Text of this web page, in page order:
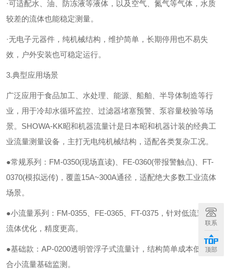
·可适配水、油、防冻液等液体，以及空气、氮气等气体，水质
较差的流体也能稳定测量。
·无电子元器件，纯机械结构，维护简单，长期停用也不易失
效，户外安装也可稳定运行。
3.典型应用场景
广泛应用于食品加工、水处理、能源、船舶、半导体制造等行
业，用于冷却水循环监控、过滤器堵塞预警、泵容量校验等场
景。 SHOWA-KK昭和机器流量计是日本昭和机器计装的经典工
业流量测量设备，主打无电纯机械结构，适配各类复杂工况。
●常规系列：FM-0350(现场直读)、FE-0360(带报警触点)、FT-
0370(模拟远传)，覆盖15A~300A通径，适配绝大多数工业流体
场景。
●小流量系列：FM-0355、FE-0365、FT-0375，针对低流速微量
流体优化，精度更高。
●基础款：AP-0200透明管浮子式流量计，结构简单成本低，适
合小流量基础监测。
联系
顶部